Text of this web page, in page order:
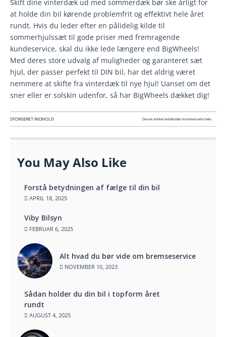
Skift dine vinterdæk ud med sommerdæk bør ske årligt for
at holde din bil kørende problemfrit og effektivt hele året
rundt. Hvis du leder efter en pålidelig kilde til
sommerhjulssæt til gode priser med fremragende
kundeservice, skal du ikke lede længere end BigWheels!
Med deres store udvalg af muligheder og garanteret sæt
hjul, der passer perfekt til DIN bil, har det aldrig været
nemmere at skifte fra vinterdæk til nye hjul! Uanset om det
sner eller er solskin udenfor, så har BigWheels dækket dig!
You May Also Like
Forstå betydningen af fælge til din bil
APRIL 18, 2025
Viby Bilsyn
FEBRUAR 6, 2025
Alt hvad du bør vide om bremseservice
NOVEMBER 10, 2023
Sådan holder du din bil i topform året
rundt
AUGUST 4, 2025